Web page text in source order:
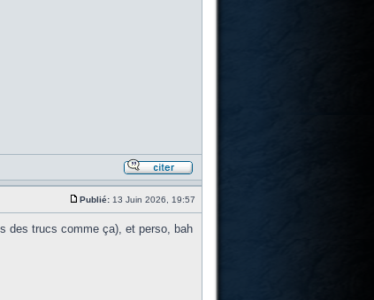
Publié:13 Juin 2026, 19:57
des trucs comme ça), et perso, bah